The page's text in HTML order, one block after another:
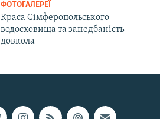
ФОТОГАЛЕРЕЇ
Краса Сімферопольського
водосховища та занедбаність
довкола